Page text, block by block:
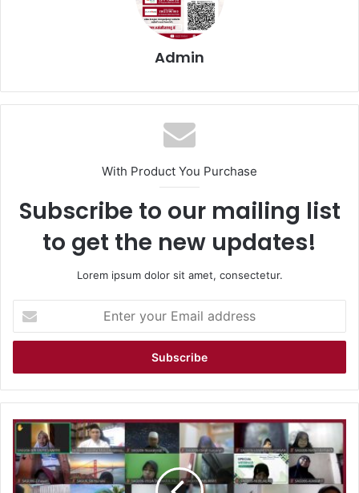
Admin
With Product You Purchase
Subscribe to our mailing list
to get the new updates!
Lorem ipsum dolor sit amet, consectetur.
your
Email
Hal
Baru
dan
Motivasi